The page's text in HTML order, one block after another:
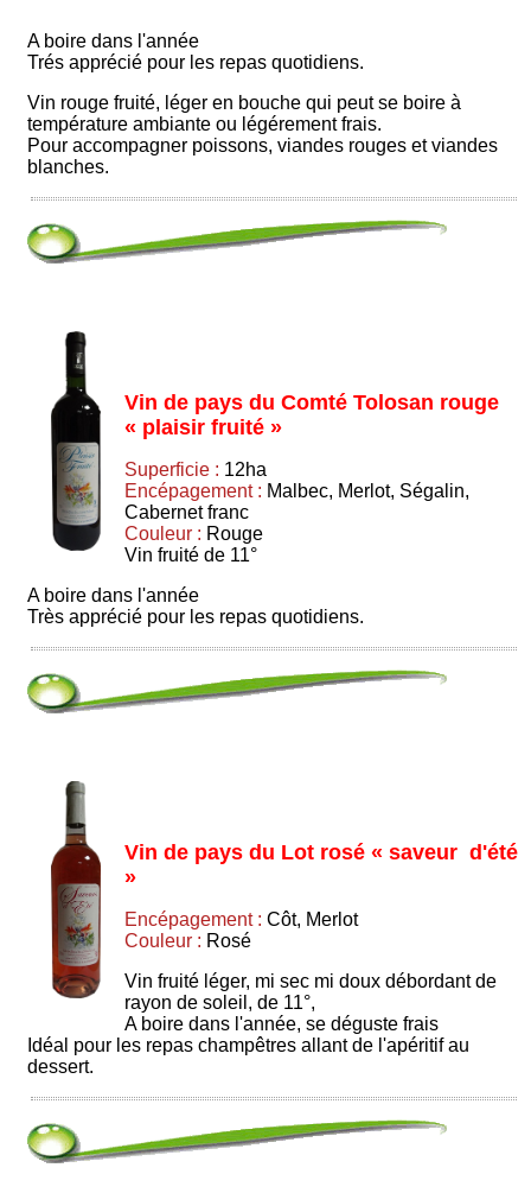
A boire dans l'année
Trés apprécié pour les repas quotidiens.
Vin rouge fruité, léger en bouche qui peut se boire à
température ambiante ou légérement frais.
Pour accompagner poissons, viandes rouges et viandes
blanches.
Vin de pays du Comté Tolosan rouge
« plaisir fruité »
Superficie : 12ha
Encépagement : Malbec, Merlot, Ségalin,
Cabernet franc
Couleur : Rouge
Vin fruité de 11°
A boire dans l'année
Très apprécié pour les repas quotidiens.
Vin de pays du Lot rosé « saveur d'été
»
Encépagement : Côt, Merlot
Couleur : Rosé
Vin fruité léger, mi sec mi doux débordant de
rayon de soleil, de 11°,
A boire dans l'année, se déguste frais
Idéal pour les repas champêtres allant de l'apéritif au
dessert.